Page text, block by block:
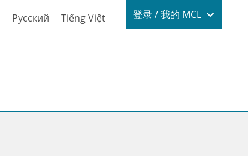
Русский Tiếng Việt Login / My
登录 / 我的 MCL